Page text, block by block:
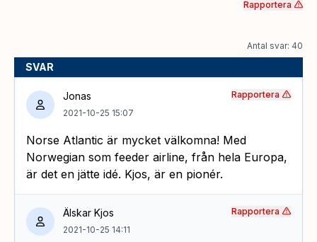
Rapportera
Antal svar: 40
SVAR
Jonas
2021-10-25 15:07
Norse Atlantic är mycket välkomna! Med
Norwegian som feeder airline, från hela Europa,
är det en jätte idé. Kjos, är en pionér.
Rapportera
Älskar Kjos
2021-10-25 14:11
Rapportera